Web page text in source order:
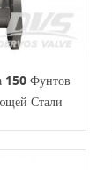
150 Фунтов
Стали